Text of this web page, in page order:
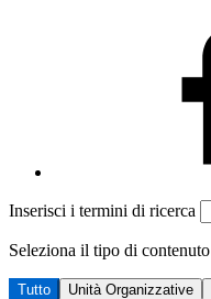
Inserisci i termini di ricerca
Seleziona il tipo di contenuto
Tutto Unità Organizzative